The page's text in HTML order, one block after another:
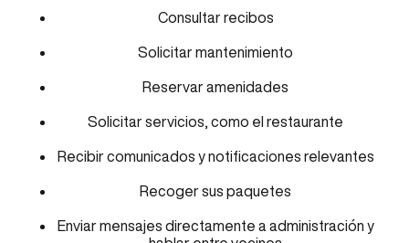
Consultar recibos
Solicitar mantenimiento
Reservar amenidades
Solicitar servicios, como el restaurante
Recibir comunicados y notificaciones relevantes
Recoger sus paquetes
Enviar mensajes directamente a administración y